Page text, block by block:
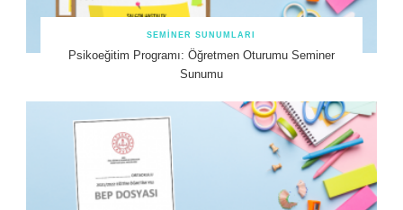
SEMINER SUNUMLARI
Psikoeğitim Programı: Öğretmen Oturumu Seminer
Sunumu